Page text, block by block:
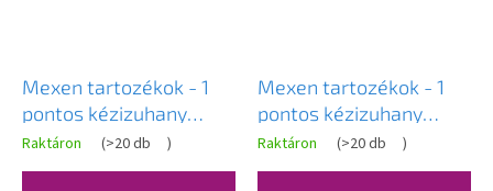
Mexen tartozékok - 1
pontos kézizuhany
tartó, fehér, 79352-20
Raktáron (>20 db )
Mexen tartozékok - 1
pontos kézizuhany
tartó, arany, 79352-50
Raktáron (>20 db )